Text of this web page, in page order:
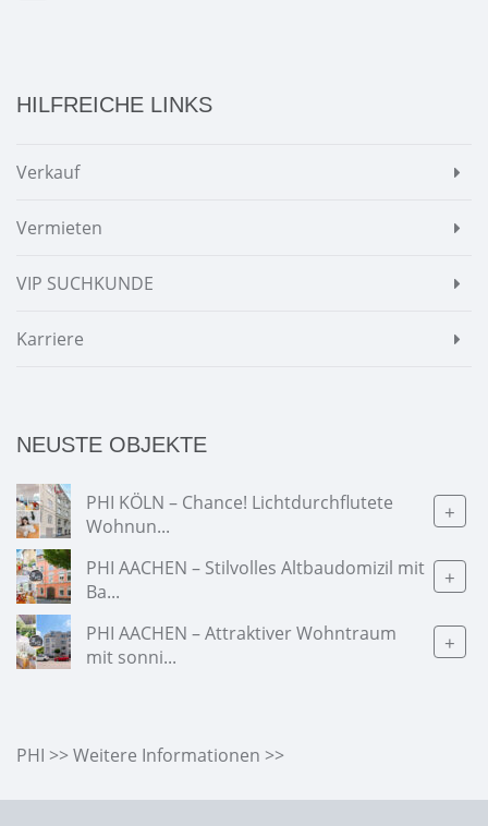
HILFREICHE LINKS
Verkauf
Vermieten
VIP SUCHKUNDE
Karriere
NEUSTE OBJEKTE
PHI KÖLN – Chance! Lichtdurchflutete
Wohnun...
+
PHI AACHEN – Stilvolles Altbaudomizil mit
Ba...
+
PHI AACHEN – Attraktiver Wohntraum
mit sonni...
+
PHI >> Weitere Informationen >>